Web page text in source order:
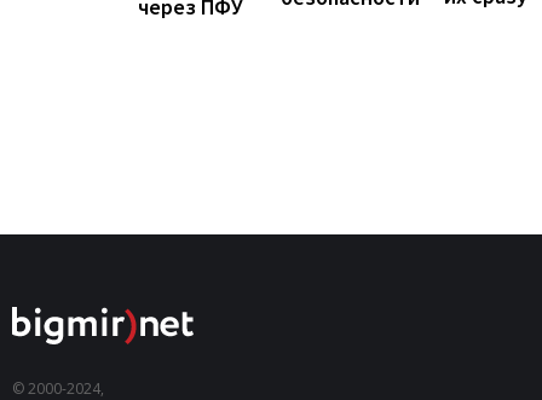
через ПФУ
© 2000-2024,